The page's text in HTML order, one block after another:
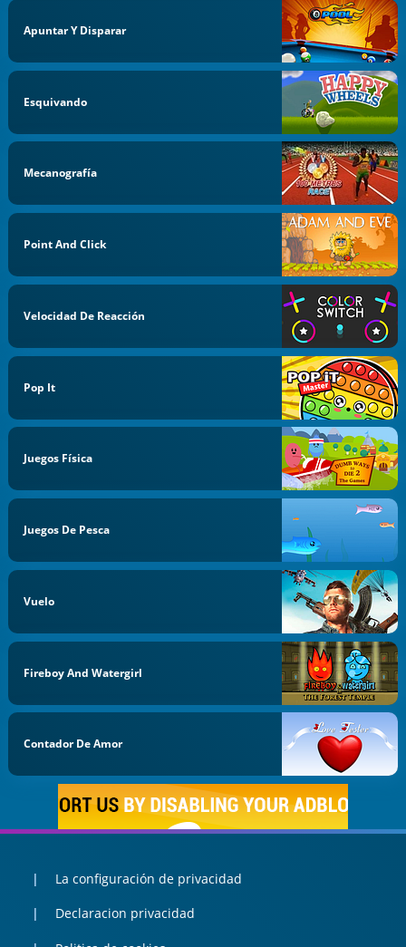
Apuntar Y Disparar
Esquivando
Mecanografía
Point And Click
Velocidad De Reacción
Pop It
Juegos Física
Juegos De Pesca
Vuelo
Fireboy And Watergirl
Contador De Amor
La configuración de privacidad
Declaracion privacidad